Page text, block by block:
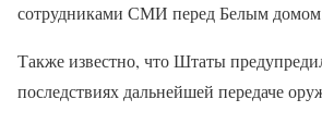
сотрудниками СМИ перед Белым
Также известно, что Штаты
последствиях дальнейшей передаче